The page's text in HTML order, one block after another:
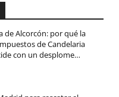
de Alcorcón: por qué la
de Candelaria
con un desplome…